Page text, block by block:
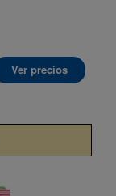
Ver precios